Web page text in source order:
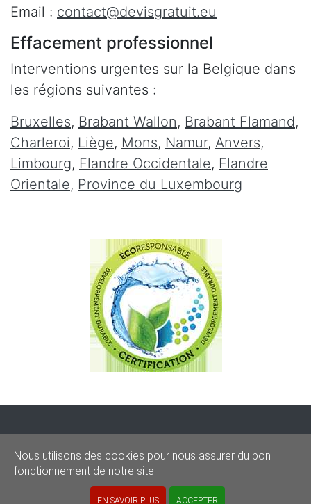
Email : contact@devisgratuit.eu
Effacement professionnel
Interventions urgentes sur la Belgique dans
les régions suivantes :
Bruxelles, Brabant Wallon, Brabant Flamand,
Charleroi, Liège, Mons, Namur, Anvers,
Limbourg, Flandre Occidentale, Flandre
Orientale, Province du Luxembourg
© 2020–2026sos-graffitis.be
Nous utilisons des cookies pour nous assurer du bon
fonctionnement de notre site.
EN SAVOIR PLUS ACCEPTER